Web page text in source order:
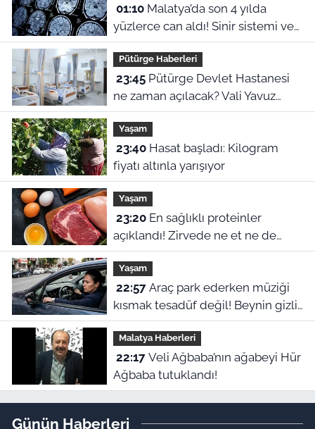
01:10Malatya’da son 4 yılda
yüzlerce can aldı! Sinir sistemi ve
duyu organı hastalıklarında şok
veriler
Pütürge Haberleri
23:45Pütürge Devlet Hastanesi
ne zaman açılacak? Vali Yavuz
açıkladı
Yaşam
23:40Hasat başladı: Kilogram
fiyatı altınla yarışıyor
Yaşam
23:20En sağlıklı proteinler
açıklandı! Zirvede ne et ne de
yumurta var
Yaşam
22:57Araç park ederken müziği
kısmak tesadüf değil! Beynin gizli
refleksiymiş
Malatya Haberleri
22:17Veli Ağbaba’nın ağabeyi Hür
Ağbaba tutuklandı!
Günün Haberleri